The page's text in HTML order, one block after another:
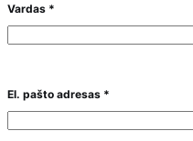
Vardas *
El. pašto adresas *